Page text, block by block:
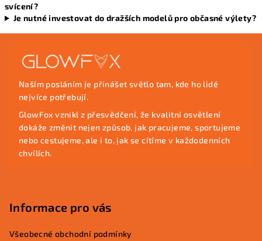
svícení?
Je nutné investovat do dražších modelů pro občasné výlety?
Naším posláním je přinášet světlo tam, kde ho lidé
nejvíce potřebují.
GlowFox vznikl z přesvědčení, že kvalitní osvětlení
dokáže změnit nejen způsob, jak pracujeme, sportujeme
nebo cestujeme, ale i to, jak se cítíme v každodenních
chvílích.
Informace pro vás
Všeobecné obchodní podmínky